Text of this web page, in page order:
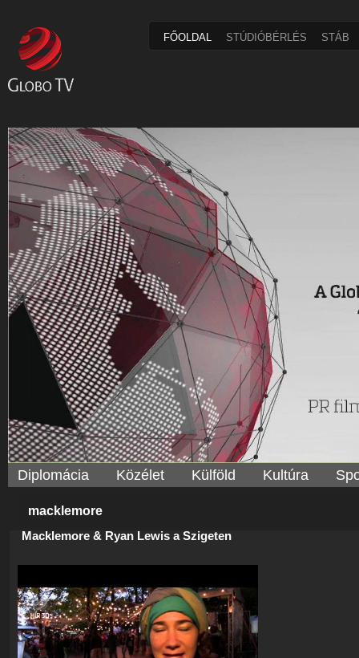
FŐOLDAL STÚDIÓBÉRLÉS STÁB
Diplomácia Közélet Külföld Kultúra
macklemore
Macklemore & Ryan Lewis a Szigeten